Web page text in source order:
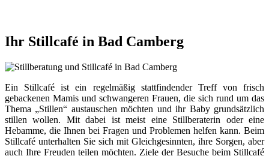
Ihr Stillcafé in Bad Camberg
Ein Stillcafé ist ein regelmäßig stattfindender Treff von frisch
gebackenen Mamis und schwangeren Frauen, die sich rund um das
Thema „Stillen“ austauschen möchten und ihr Baby grundsätzlich
stillen wollen. Mit dabei ist meist eine Stillberaterin oder eine
Hebamme, die Ihnen bei Fragen und Problemen helfen kann. Beim
Stillcafé unterhalten Sie sich mit Gleichgesinnten, ihre Sorgen, aber
auch Ihre Freuden teilen möchten. Ziele der Besuche beim Stillcafé